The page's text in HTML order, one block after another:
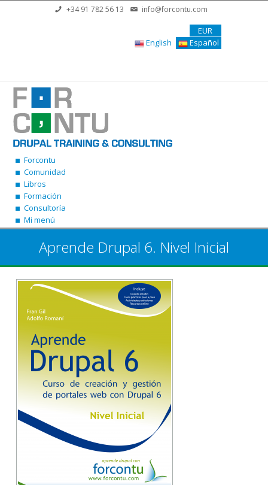
Pasar al contenido principal
+34 91 782 56 13 info@forcontu.com
EUR
English
Español
Forcontu
Comunidad
Libros
Formación
Consultoría
Mi menú
Aprende Drupal 6. Nivel Inicial